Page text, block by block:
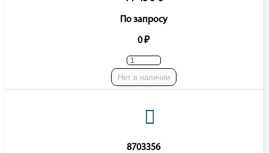
По запросу
0 ₽
Нет в наличии
8703356